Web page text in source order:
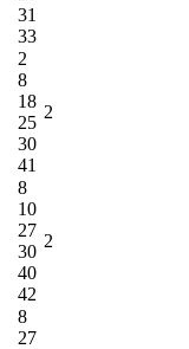
31
33
2
8
18
25
30
41
2
8
10
27
30
40
42
2
8
27